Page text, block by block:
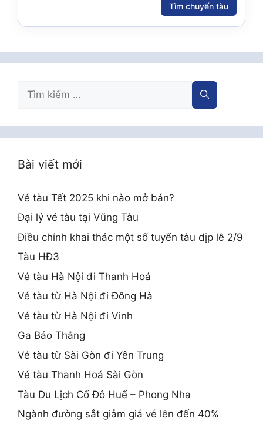
Tìm chuyến tàu
Tìm
kiếm
Bài viết mới
Vé tàu Tết 2025 khi nào mở bán?
Đại lý vé tàu tại Vũng Tàu
Điều chỉnh khai thác một số tuyến tàu dịp lễ 2/9
Tàu HĐ3
Vé tàu Hà Nội đi Thanh Hoá
Vé tàu từ Hà Nội đi Đông Hà
Vé tàu từ Hà Nội đi Vinh
Ga Bảo Thắng
Vé tàu từ Sài Gòn đi Yên Trung
Vé tàu Thanh Hoá Sài Gòn
Tàu Du Lịch Cố Đô Huế – Phong Nha
Ngành đường sắt giảm giá vé lên đến 40%